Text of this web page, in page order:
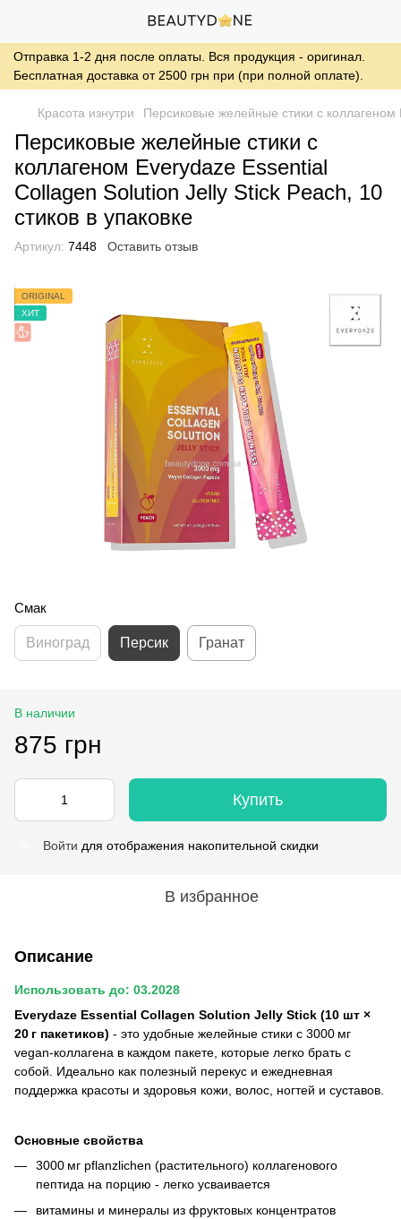
Отправка 1-2 дня после оплаты. Вся продукция - оригинал.
Бесплатная доставка от 2500 грн при (при полной оплате).
Красота изнутри Персиковые желейные стики с
Персиковые желейные стики с
коллагеном Everydaze Essential
Collagen Solution Jelly Stick Peach, 10
стиков в упаковке
Артикул: 7448 Оставить отзыв
ORIGINAL
ХИТ
Смак
Виноград Персик Гранат
В наличии
875 грн
Купить
Войти для отображения накопительной скидки
В избранное
Описание
Использовать до: 03.2028
Everydaze Essential Collagen Solution Jelly Stick (10 шт ×
20 г пакетиков) - это удобные желейные стики с 3000 мг
vegan-коллагена в каждом пакете, которые легко брать с
собой. Идеально как полезный перекус и ежедневная
поддержка красоты и здоровья кожи, волос, ногтей и суставов.
Основные свойства
3000 мг pflanzlichen (растительного) коллагенового
пептида на порцию - легко усваивается
витамины и минералы из фруктовых концентратов